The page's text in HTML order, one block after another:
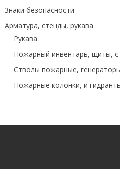
Знаки безопасности
Арматура, стенды, рукава
Рукава
Пожарный инвентарь, щиты,
Стволы пожарные,
Пожарные колонки, и